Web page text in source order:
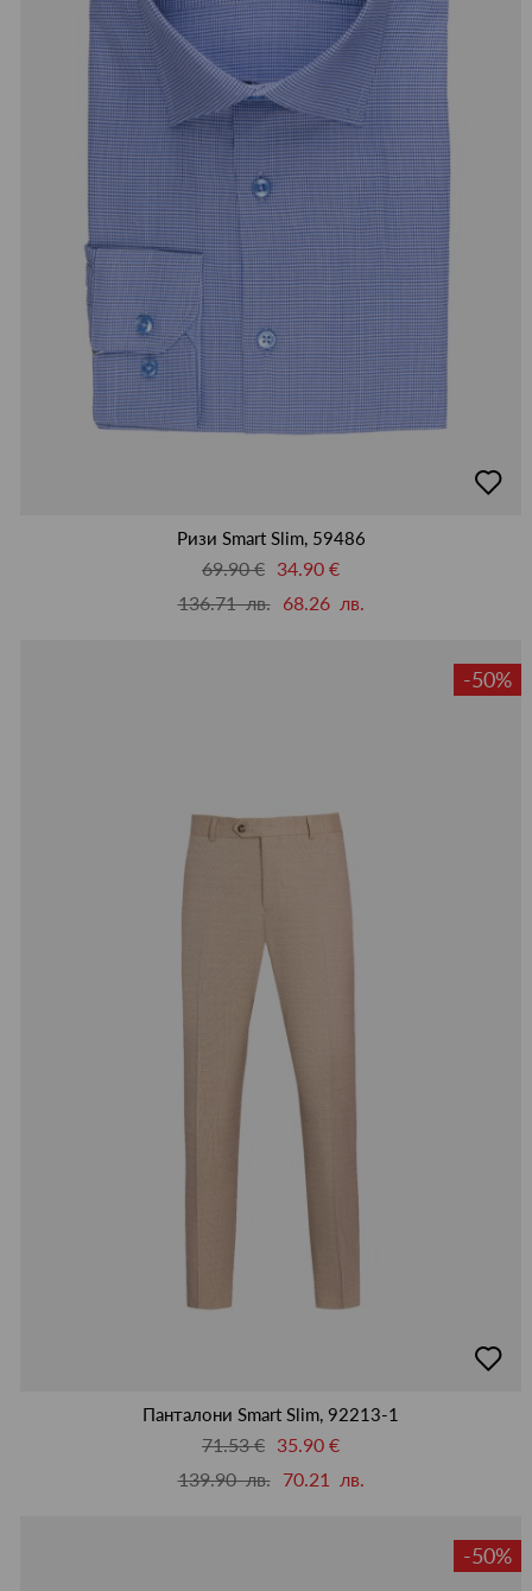
в
Ризи Smart Slim, 59486
69.90 € 34.90 €
136.71 лв.
68.26 лв.
-50%
в
Панталони Smart Slim, 92213-1
71.53 € 35.90 €
139.90 лв.
70.21 лв.
-50%